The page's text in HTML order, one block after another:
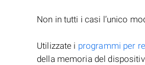
Non in tutti i casi l’unico
Utilizzate i programmi per
della memoria del